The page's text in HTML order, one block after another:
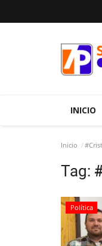
INICIO
Inicio
Tag:
Política